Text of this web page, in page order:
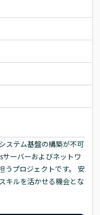
ステム基盤の構築が不可
ーバーおよびネットワ
うプロジェクトです。 安
キルを活かせる機会とな